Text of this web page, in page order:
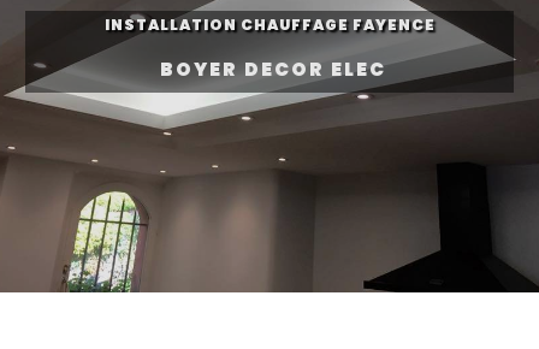
INSTALLATION CHAUFFAGE FAYENCE
BOYER DECOR ELEC